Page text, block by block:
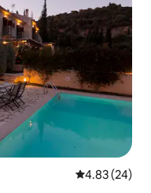
Ukadiriaji wa
4.83 (24)